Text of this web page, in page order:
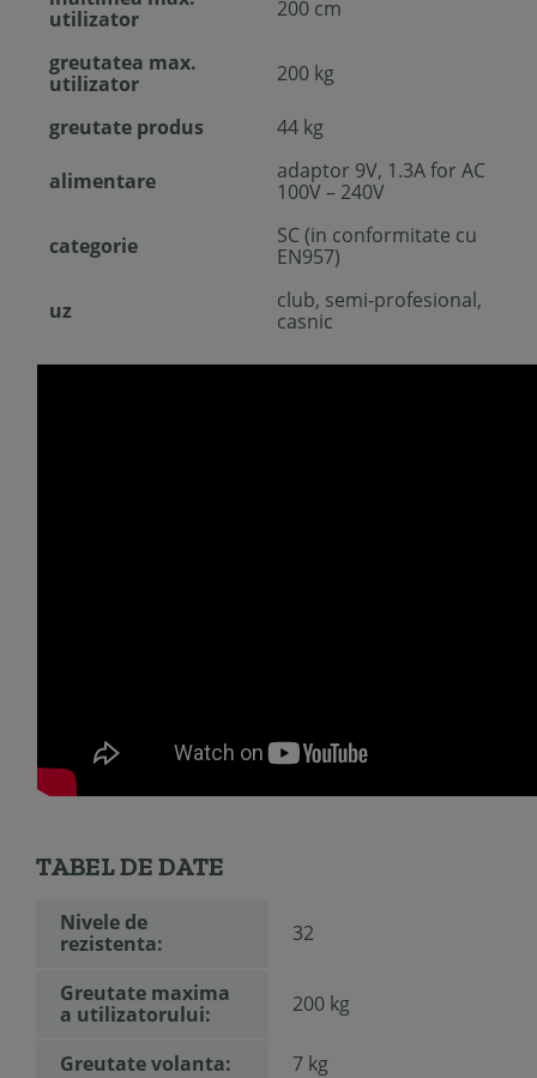
utilizator
200 cm
greutatea max.
utilizator
200 kg
greutate produs 44 kg
alimentare
adaptor 9V, 1.3A for AC
100V – 240V
categorie
SC (in conformitate cu
EN957)
uz
club, semi-profesional,
casnic
TABEL DE DATE
Nivele de
rezistenta:
32
Greutate maxima
a utilizatorului:
200 kg
Greutate volanta:
7 kg